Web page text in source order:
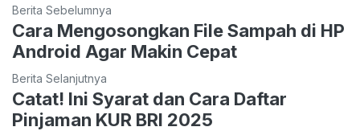
Berita Sebelumnya
Cara Mengosongkan File Sampah di HP
Android Agar Makin Cepat
Berita Selanjutnya
Catat! Ini Syarat dan Cara Daftar
Pinjaman KUR BRI 2025